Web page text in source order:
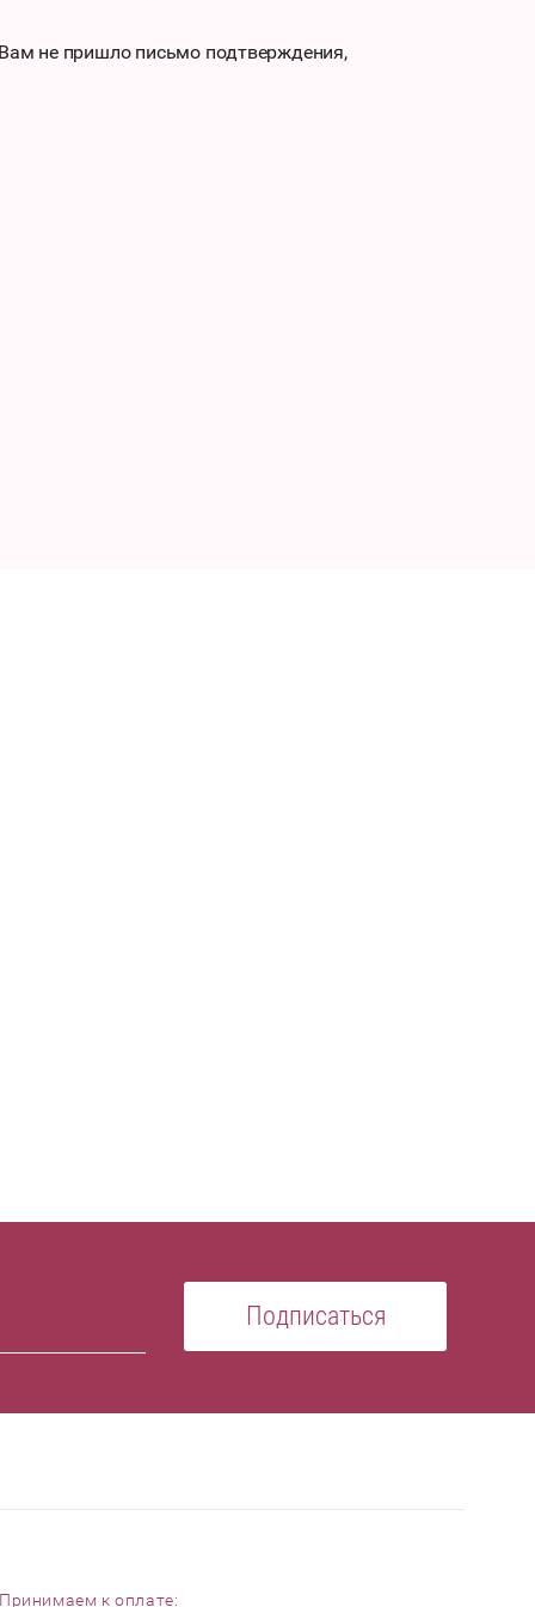
не пришло письмо подтверждения,
Подписаться
Принимаем к оплате: